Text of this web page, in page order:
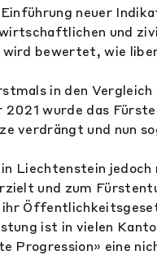
neuer
und
bewertet, wie
in den
wurde das
verdrängt und nun
Liechtenstein jedoch
und zum
ihr
ist in vielen
Progression» eine